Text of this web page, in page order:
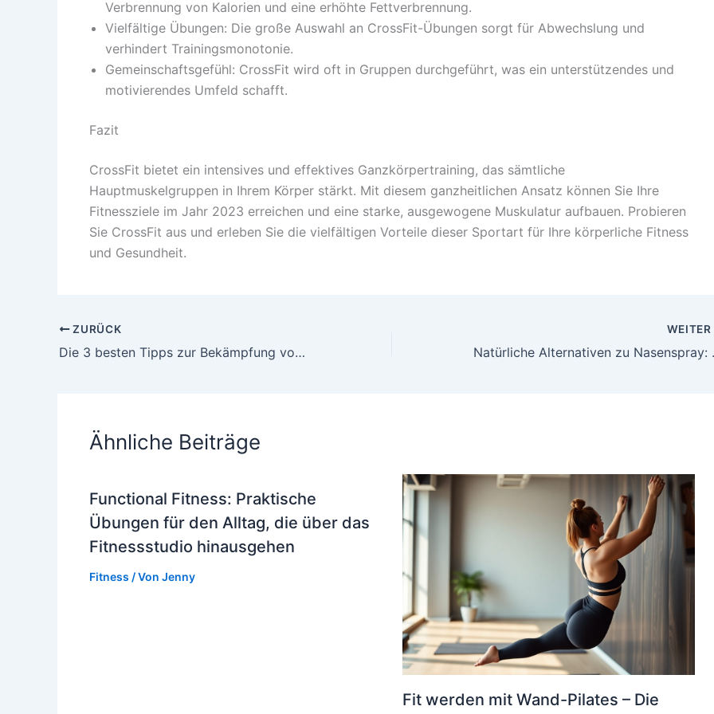
Verbrennung von Kalorien und eine erhöhte Fettverbrennung.
Vielfältige Übungen: Die große Auswahl an CrossFit-Übungen sorgt für Abwechslung und
verhindert Trainingsmonotonie.
Gemeinschaftsgefühl: CrossFit wird oft in Gruppen durchgeführt, was ein unterstützendes und
motivierendes Umfeld schafft.
Fazit
CrossFit bietet ein intensives und effektives Ganzkörpertraining, das sämtliche
Hauptmuskelgruppen in Ihrem Körper stärkt. Mit diesem ganzheitlichen Ansatz können Sie Ihre
Fitnessziele im Jahr 2023 erreichen und eine starke, ausgewogene Muskulatur aufbauen. Probieren
Sie CrossFit aus und erleben Sie die vielfältigen Vorteile dieser Sportart für Ihre körperliche Fitness
und Gesundheit.
ZURÜCK
Die 3 besten Tipps zur Bekämpfung von Cellulite
WEITER
Ähnliche Beiträge
Functional Fitness: Praktische
Übungen für den Alltag, die über das
Fitnessstudio hinausgehen
Fitness / Von Jenny
Fit werden mit Wand-Pilates – Die